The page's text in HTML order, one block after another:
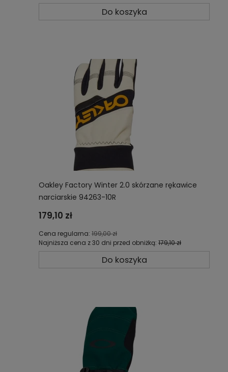
Do koszyka
Oakley Factory Winter 2.0 skórzane rękawice
narciarskie 94263-10R
179,10 zł
Cena regularna: 199,00 zł
Najniższa cena z 30 dni przed obniżką: 179,10 zł
Do koszyka